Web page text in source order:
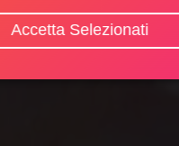
Accetta Selezionati